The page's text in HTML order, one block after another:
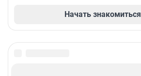
Начать знакомиться